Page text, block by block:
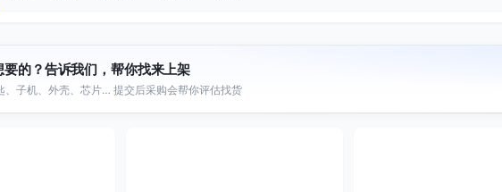
要的？告诉我们，帮你找来上架
、子机、外壳、芯片… 提交后采购会帮你评估找货